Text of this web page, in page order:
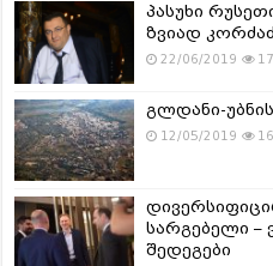
პასუხი
ზვიად
22/06/2019
გლდანი-
12/05/2019
სარგებელი –
შედეგები